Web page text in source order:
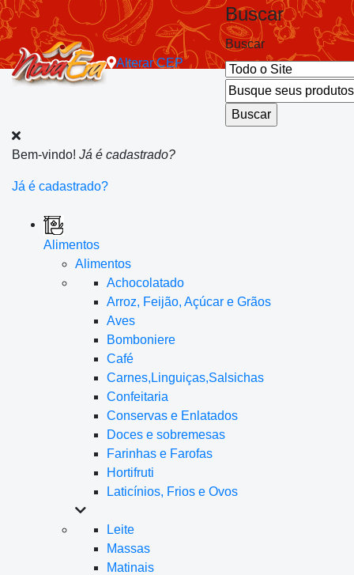
AlterarCEP
Buscar
Buscar
Bem-vindo! Já é cadastrado?
Já é cadastrado?
Alimentos
Alimentos
Achocolatado
Arroz, Feijão, Açúcar e Grãos
Aves
Bomboniere
Café
Carnes,Linguiças,Salsichas
Confeitaria
Conservas e Enlatados
Doces e sobremesas
Farinhas e Farofas
Hortifruti
Laticínios, Frios e Ovos
Leite
Massas
Matinais